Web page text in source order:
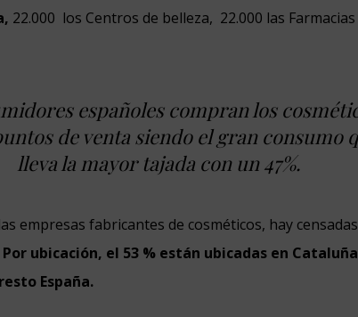
22.000 los Centros de belleza, 22.000 las
españoles compran los
de venta siendo el gran consumo
lleva la mayor tajada con un 47%.
empresas fabricantes de cosméticos, hay
Por ubicación, el 53 % están ubicadas en
España.